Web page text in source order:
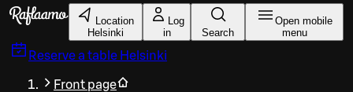
Skip to main content
Location
Helsinki
Log
in
Search
Open mobile
menu
Reserve a table Helsinki
Front page